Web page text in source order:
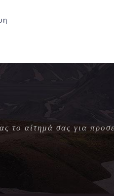
το αίτημά σας για